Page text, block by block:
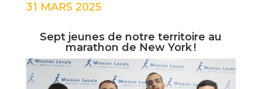
31 MARS 2025
Sept jeunes de notre territoire au
marathon de New York !